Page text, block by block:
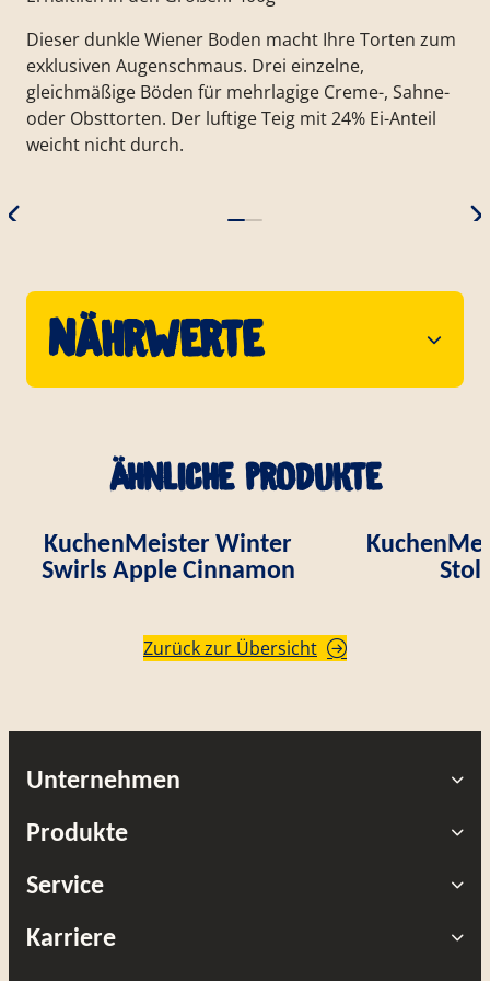
Dieser dunkle Wiener Boden macht Ihre Torten zum
exklusiven Augenschmaus. Drei einzelne,
gleichmäßige Böden für mehrlagige Creme-, Sahne-
oder Obsttorten. Der luftige Teig mit 24% Ei-Anteil
weicht nicht durch.
Nährwerte
Ähnliche Produkte
KuchenMeister Winter
Swirls Apple Cinnamon
Zurück zur Übersicht
Unternehmen
Produkte
Service
Karriere